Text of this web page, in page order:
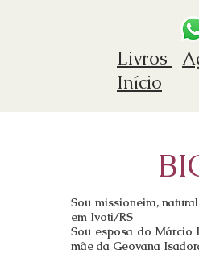
Livros
Início
Sou missioneira,
em Ivoti/RS
Sou esposa do Márcio
mãe da Geovana